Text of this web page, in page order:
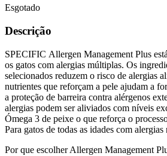
Esgotado
Descrição
SPECIFIC Allergen Management Plus
os gatos com alergias múltiplas. Os
selecionados reduzem o risco de alergias
nutrientes que reforçam a pele ajudam a
a proteção de barreira contra alérgenos
alergias podem ser aliviados com níveis
Ómega 3 de peixe o que reforça o
Para gatos de todas as idades com
Por que escolher Allergen Management